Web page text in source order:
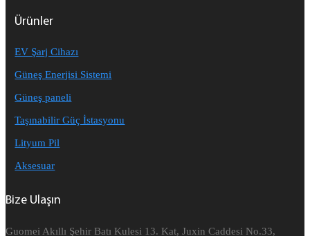
Ürünler
EV Şarj Cihazı
Güneş Enerjisi Sistemi
Güneş paneli
Taşınabilir Güç İstasyonu
Lityum Pil
Aksesuar
Bize Ulaşın
Guomei Akıllı Şehir Batı Kulesi 13. Kat, Juxin Caddesi No.33,